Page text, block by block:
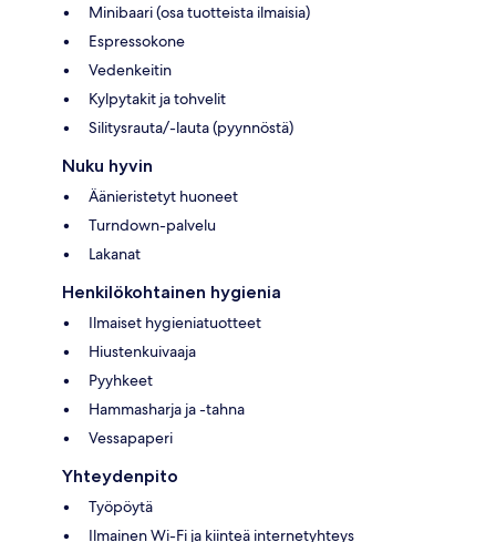
Minibaari (osa tuotteista ilmaisia)
Espressokone
Vedenkeitin
Kylpytakit ja tohvelit
Silitysrauta/-lauta (pyynnöstä)
Nuku hyvin
Äänieristetyt huoneet
Turndown-palvelu
Lakanat
Henkilökohtainen hygienia
Ilmaiset hygieniatuotteet
Hiustenkuivaaja
Pyyhkeet
Hammasharja ja -tahna
Vessapaperi
Yhteydenpito
Työpöytä
Ilmainen Wi-Fi ja kiinteä internetyhteys